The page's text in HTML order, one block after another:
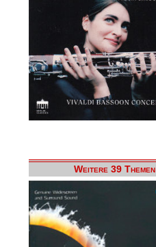
Weitere 39 Themen